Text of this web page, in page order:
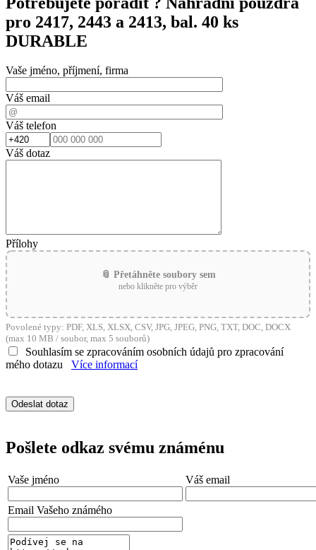
pro 2417, 2443 a 2413, bal. 40 ks
DURABLE
Vaše jméno, příjmení, firma
Váš email
Váš telefon
Váš dotaz
Přílohy
📎 Přetáhněte soubory sem
nebo klikněte pro výběr
Povolené typy: PDF, XLS, XLSX, CSV, JPG, JPEG, PNG, TXT, DOC, DOCX
(max 10 MB / soubor, max 5 souborů)
Souhlasím se zpracováním osobních údajů pro zpracování
mého dotazu
Více informací
Pošlete odkaz svému známénu
Vaše jméno Váš email
Email Vašeho známého